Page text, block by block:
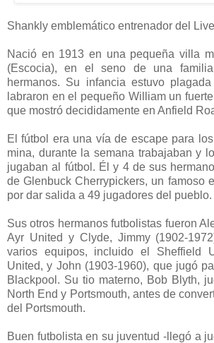
Shankly emblemático entrenador del
Nació en 1913 en una pequeña villa
(Escocia), en el seno de una
hermanos. Su infancia estuvo
labraron en el pequeño William un
que mostró decididamente en Anfield
El fútbol era una vía de escape para
mina, durante la semana trabajaban y
jugaban al fútbol. Él y 4 de sus
de Glenbuck Cherrypickers, un famoso
por dar salida a 49 jugadores del pueblo.
Sus otros hermanos futbolistas fueron
Ayr United y Clyde, Jimmy (1902-
varios equipos, incluido el Sheffield
United, y John (1903-1960), que jugó
Blackpool. Su tio materno, Bob Blyth,
North End y Portsmouth, antes de
del Portsmouth.
Buen futbolista en su juventud -llegó a